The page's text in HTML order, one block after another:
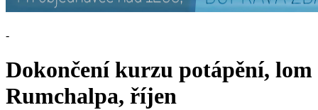
-
Dokončení kurzu potápění, lom
Rumchalpa, říjen